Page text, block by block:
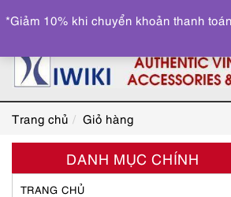
Trang chủ Giỏ hàng
DANH MỤC CHÍNH
TRANG CHỦ
*Giảm 10% khi chuyển khoản thanh